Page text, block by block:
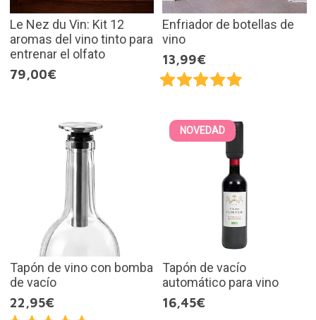
Le Nez du Vin: Kit 12
aromas del vino tinto para
entrenar el olfato
79,00€
Enfriador de botellas de
vino
13,99€
Tapón de vino con bomba
de vacío
22,95€
NOVEDAD
Tapón de vacío
automático para vino
16,45€